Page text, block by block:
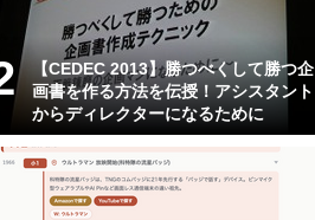
【CEDEC 2013】勝つべくして勝つ企
画書を作る方法を伝授！アシスタント
からディレクターになるために